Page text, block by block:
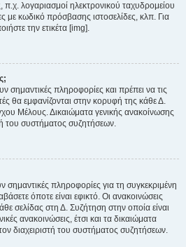
λογαριασμοί ηλεκτρονικού ταχυδρομείου
με κωδικό πρόσβασης ιστοσελίδες, κλπ. Για
την ετικέτα [img].
σημαντικές πληροφορίες και πρέπει να τις
θα εμφανίζονται στην κορυφή της κάθε Δ.
Μέλους. Δικαιώματα γενικής ανακοίνωσης
του συστήματος συζητήσεων.
σημαντικές πληροφορίες για τη συγκεκριμένη
όποτε είναι εφικτό. Οι ανακοινώσεις
σελίδας στη Δ. Συζήτηση στην οποία είναι
ανακοινώσεις, έτσι και τα δικαιώματα
διαχειριστή του συστήματος συζητήσεων.